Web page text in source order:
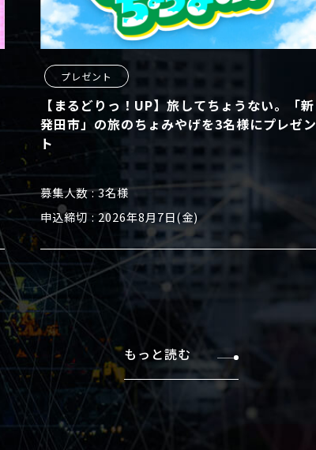
プレゼント
【まるどりっ！UP】旅してちょうない。「新
発田市」の旅のちょみやげを3名様にプレゼン
ト
募集人数
3名様
申込締切
2026年8月7日(金)
もっと読む